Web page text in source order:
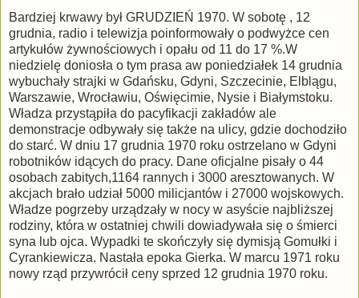
Bardziej krwawy był GRUDZIEŃ 1970. W sobotę , 12
grudnia, radio i telewizja poinformowały o podwyżce cen
artykułów żywnościowych i opału od 11 do 17 %.W
niedzielę doniosła o tym prasa aw poniedziałek 14 grudnia
wybuchały strajki w Gdańsku, Gdyni, Szczecinie, Elblągu,
Warszawie, Wrocławiu, Oświęcimie, Nysie i Białymstoku.
Władza przystąpiła do pacyfikacji zakładów ale
demonstracje odbywały się także na ulicy, gdzie dochodziło
do starć. W dniu 17 grudnia 1970 roku ostrzelano w Gdyni
robotników idących do pracy. Dane oficjalne pisały o 44
osobach zabitych,1164 rannych i 3000 aresztowanych. W
akcjach brało udział 5000 milicjantów i 27000 wojskowych.
Władze pogrzeby urządzały w nocy w asyście najbliższej
rodziny, która w ostatniej chwili dowiadywała się o śmierci
syna lub ojca. Wypadki te skończyły się dymisją Gomułki i
Cyrankiewicza. Nastała epoka Gierka. W marcu 1971 roku
nowy rząd przywrócił ceny sprzed 12 grudnia 1970 roku.